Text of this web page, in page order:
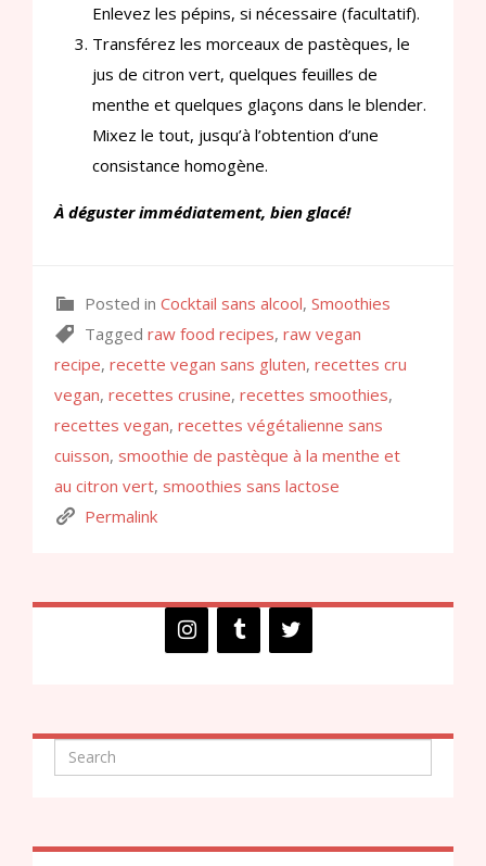
Enlevez les pépins, si nécessaire (facultatif).
Transférez les morceaux de pastèques, le
jus de citron vert, quelques feuilles de
menthe et quelques glaçons dans le blender.
Mixez le tout, jusqu’à l’obtention d’une
consistance homogène.
À déguster immédiatement, bien glacé!
Posted in Cocktail sans alcool, Smoothies
Tagged raw food recipes, raw vegan
recipe, recette vegan sans gluten, recettes cru
vegan, recettes crusine, recettes smoothies,
recettes vegan, recettes végétalienne sans
cuisson, smoothie de pastèque à la menthe et
au citron vert, smoothies sans lactose
Permalink